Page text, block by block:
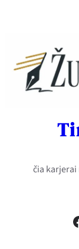
Facebook
čia